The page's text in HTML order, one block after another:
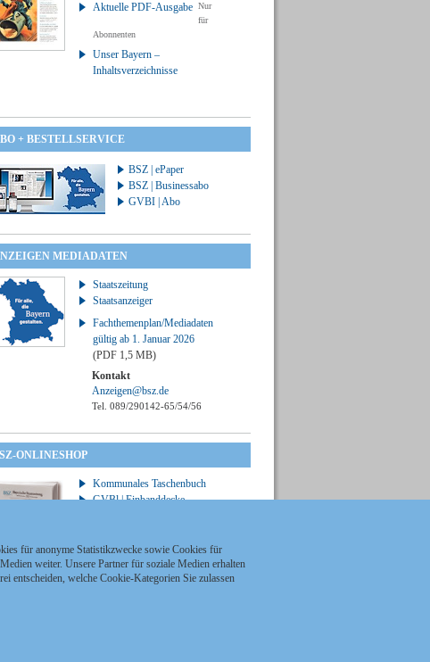
Aktuelle PDF-Ausgabe Nur
für
Abonnenten
Unser Bayern –
Inhaltsverzeichnisse
+ BESTELLSERVICE
BSZ | ePaper
BSZ | Businessabo
GVBI | Abo
MEDIADATEN
Staatszeitung
Staatsanzeiger
Fachthemenplan/Mediadaten
gültig ab 1. Januar 2026
(PDF 1,5 MB)
Kontakt
Anzeigen@bsz.de
Tel. 089/290142-65/54/56
ONLINESHOP
Kommunales Taschenbuch
GVBl | Einbanddecke
für anonyme Statistikzwecke sowie Cookies für
weiter. Unsere Partner für soziale Medien erhalten
entscheiden, welche Cookie-Kategorien Sie zulassen